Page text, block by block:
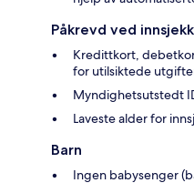
Påkrevd ved
Kredittkort,
for utilsiktede
Myndighetsutstedt
Laveste alder for
Barn
Ingen babysenger